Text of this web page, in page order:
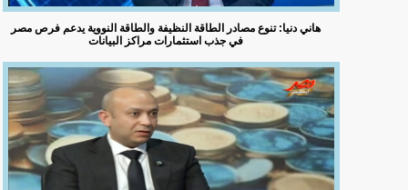
هاني دنيا: تنوع مصادر الطاقة النظيفة والطاقة النووية يدعم فرص مصر
في جذب استثمارات مراكز البيانات